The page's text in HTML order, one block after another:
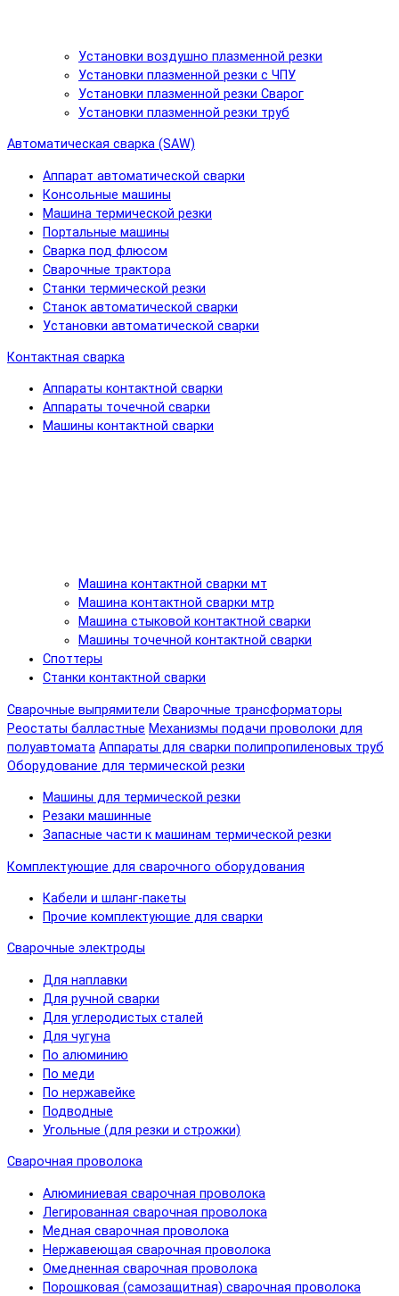
Установки воздушно плазменной резки
Установки плазменной резки с ЧПУ
Установки плазменной резки Сварог
Установки плазменной резки труб
Автоматическая сварка (SAW)
Аппарат автоматической сварки
Консольные машины
Машина термической резки
Портальные машины
Сварка под флюсом
Сварочные трактора
Станки термической резки
Станок автоматической сварки
Установки автоматической сварки
Контактная сварка
Аппараты контактной сварки
Аппараты точечной сварки
Машины контактной сварки
Машина контактной сварки мт
Машина контактной сварки мтр
Машина стыковой контактной сварки
Машины точечной контактной сварки
Споттеры
Станки контактной сварки
Сварочные выпрямители Сварочные трансформаторы
Реостаты балластные Механизмы подачи проволоки для
полуавтомата Аппараты для сварки полипропиленовых труб
Оборудование для термической резки
Машины для термической резки
Резаки машинные
Запасные части к машинам термической резки
Комплектующие для сварочного оборудования
Кабели и шланг-пакеты
Прочие комплектующие для сварки
Сварочные электроды
Для наплавки
Для ручной сварки
Для углеродистых сталей
Для чугуна
По алюминию
По меди
По нержавейке
Подводные
Угольные (для резки и строжки)
Сварочная проволока
Алюминиевая сварочная проволока
Легированная сварочная проволока
Медная сварочная проволока
Нержавеющая сварочная проволока
Омедненная сварочная проволока
Порошковая (самозащитная) сварочная проволока